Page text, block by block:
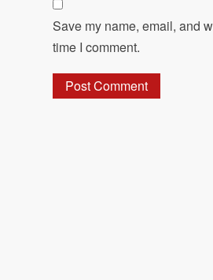
Save my name, email, and
time I comment.